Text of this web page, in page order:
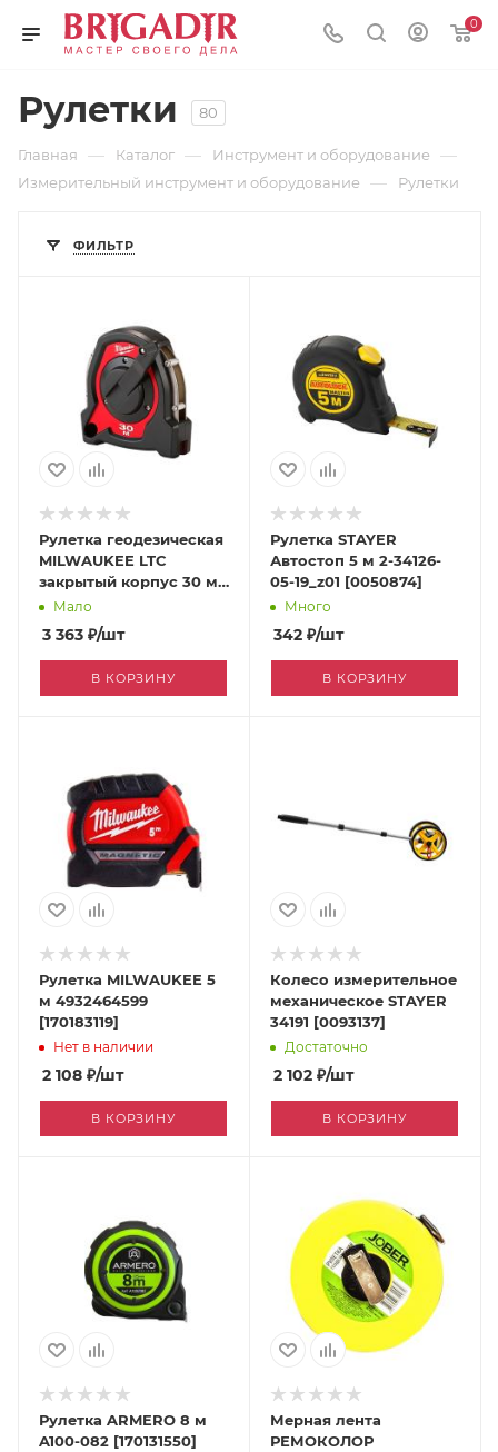
0
Рулетки 80
Главная — Каталог — Инструмент и оборудование —
Измерительный инструмент и оборудование — Рулетки
ФИЛЬТР
Рулетка геодезическая
MILWAUKEE LTC
закрытый корпус 30 м
48225103 [170183114]
Мало
3 363 ₽/шт
В КОРЗИНУ
Рулетка STAYER
Автостоп 5 м 2-34126-
05-19_z01 [0050874]
Много
342 ₽/шт
В КОРЗИНУ
Рулетка MILWAUKEE 5
м 4932464599
[170183119]
Нет в наличии
2 108 ₽/шт
В КОРЗИНУ
Колесо измерительное
механическое STAYER
34191 [0093137]
Достаточно
2 102 ₽/шт
В КОРЗИНУ
Рулетка ARMERO 8 м
A100-082 [170131550]
Мерная лента
РЕМОКОЛОР